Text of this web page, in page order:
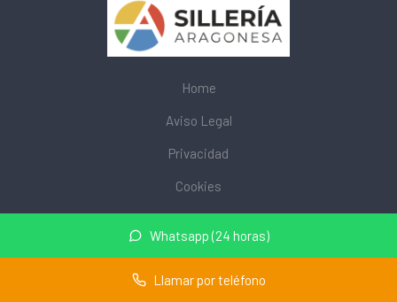
Whatsapp (24 horas)
Llamar por teléfono
Home
Aviso Legal
Privacidad
Cookies
© 2026 mobiliarioescolar.site · Web de mobiliario escolar cerca